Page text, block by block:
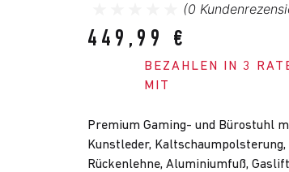
(0
449,99 €
BEZAHLEN IN 3
MIT
Premium Gaming- und Bürostuhl
Kunstleder,
Rückenlehne, Aluminiumfuß,